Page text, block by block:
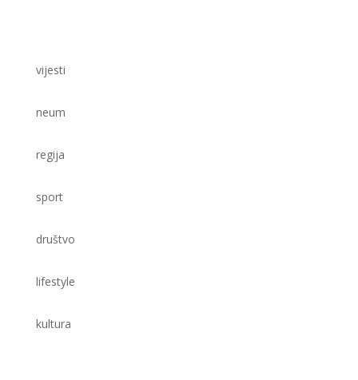
vijesti
neum
regija
sport
društvo
lifestyle
kultura